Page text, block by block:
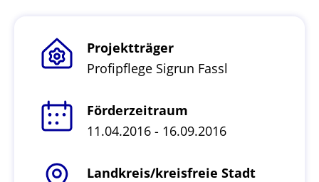
Projektträger
Profipflege Sigrun Fassl
Förderzeitraum
11.04.2016 - 16.09.2016
Landkreis/kreisfreie Stadt